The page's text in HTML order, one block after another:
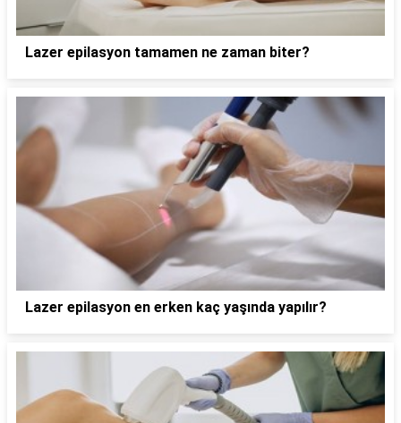
Lazer epilasyon tamamen ne zaman biter?
Lazer epilasyon en erken kaç yaşında yapılır?